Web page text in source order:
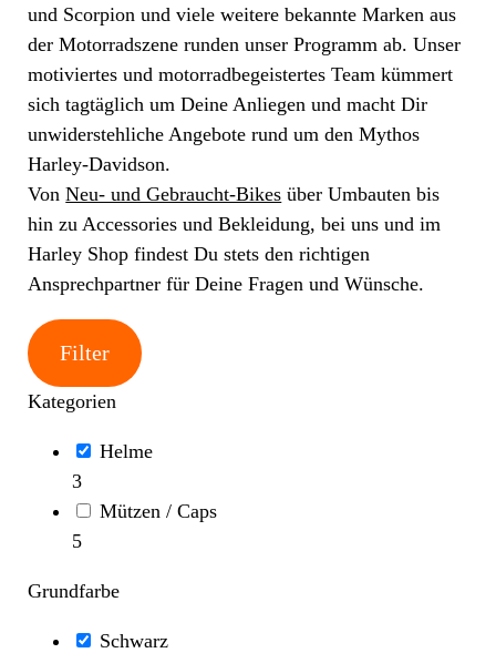
und Scorpion und viele weitere bekannte Marken aus
der Motorradszene runden unser Programm ab. Unser
motiviertes und motorradbegeistertes Team kümmert
sich tagtäglich um Deine Anliegen und macht Dir
unwiderstehliche Angebote rund um den Mythos
Harley-Davidson.
VonNeu- und Gebraucht-Bikes über Umbauten bis
hin zu Accessories und Bekleidung, bei uns und im
Harley Shop findest Du stets den richtigen
Ansprechpartner für Deine Fragen und Wünsche.
Filter
Kategorien
Helme
3
Mützen / Caps
5
Grundfarbe
Schwarz